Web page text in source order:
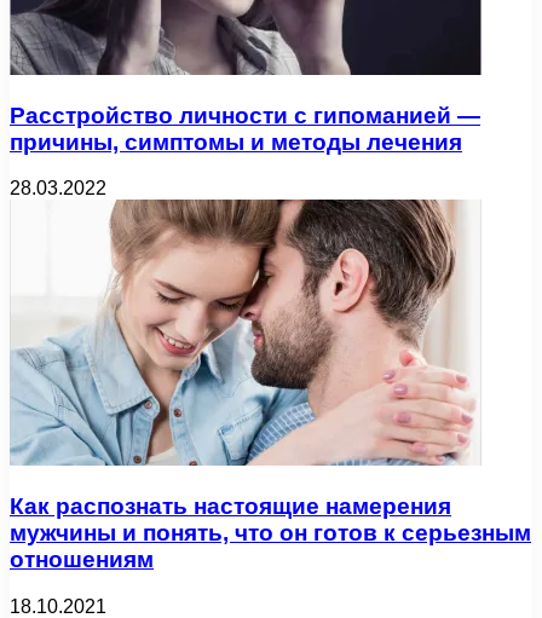
Расстройство личности с гипоманией —
причины, симптомы и методы лечения
28.03.2022
Как распознать настоящие намерения
мужчины и понять, что он готов к серьезным
отношениям
18.10.2021